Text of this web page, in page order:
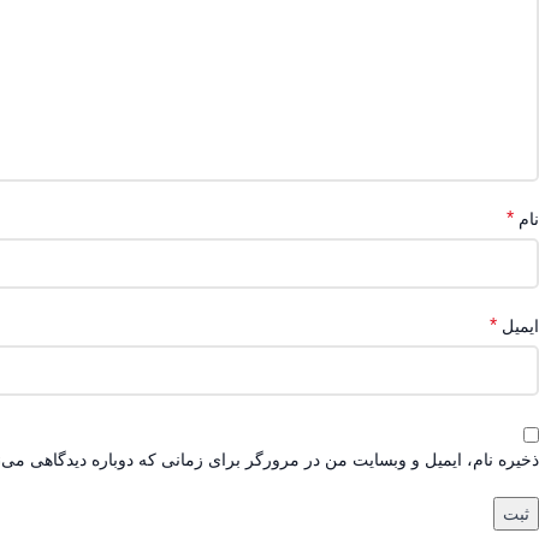
نام *
ایمیل *
ذخیره نام، ایمیل و وبسایت من در مرورگر برای زمانی که دوباره دیدگاهی